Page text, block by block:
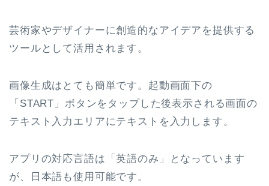
芸術家やデザイナーに創造的なアイデアを提供する
ツールとして活用されます。
画像生成はとても簡単です。起動画面下の
「START」ボタンをタップした後表示される画面の
テキスト入力エリアにテキストを入力します。
アプリの対応言語は「英語のみ」となっています
が、日本語も使用可能です。